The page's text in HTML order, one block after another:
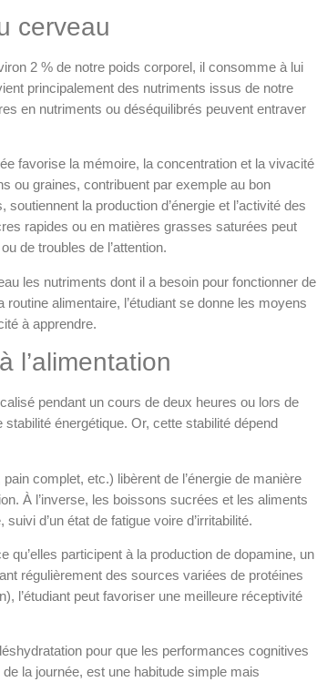
cerveau
2 % de notre poids corporel, il consomme à lui
principalement des nutriments issus de notre
en nutriments ou déséquilibrés peuvent entraver
favorise la mémoire, la concentration et la vivacité
ou graines, contribuent par exemple au bon
la production d’énergie et l’activité des
rapides ou en matières grasses saturées peut
de troubles de l’attention.
les nutriments dont il a besoin pour fonctionner de
alimentaire, l’étudiant se donne les moyens
à apprendre.
l’alimentation
pendant un cours de deux heures ou lors de
énergétique. Or, cette stabilité dépend
complet, etc.) libèrent de l’énergie de manière
À l’inverse, les boissons sucrées et les aliments
d’un état de fatigue voire d’irritabilité.
participent à la production de dopamine, un
régulièrement des sources variées de protéines
l’étudiant peut favoriser une meilleure réceptivité
pour que les performances cognitives
la journée, est une habitude simple mais